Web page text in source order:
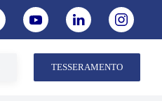
TESSERAMENTO